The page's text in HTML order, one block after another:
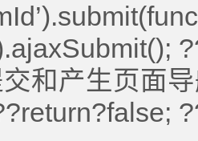
和产生页面